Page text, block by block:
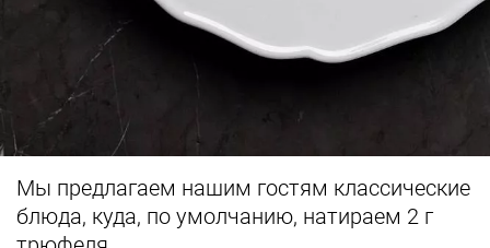
Мы предлагаем нашим гостям классические
блюда, куда, по умолчанию, натираем 2 г